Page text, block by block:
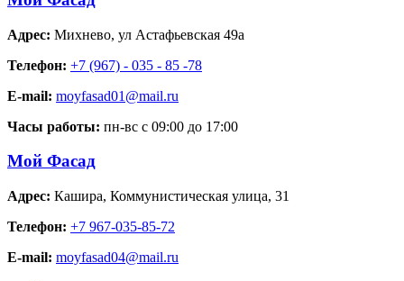
Адрес: Михнево, ул Астафьевская 49а
Телефон: +7 (967) - 035 - 85 -78
E-mail: moyfasad01@mail.ru
Часы работы: пн-вс с 09:00 до 17:00
Мой Фасад
Адрес: Кашира, Коммунистическая улица, 31
Телефон: +7 967-035-85-72
E-mail: moyfasad04@mail.ru